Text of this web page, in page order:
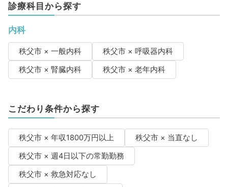
診療科目から探す
内科
秩父市 × 一般内科
秩父市 × 呼吸器内科
秩父市 × 腎臓内科
秩父市 × 老年内科
こだわり条件から探す
秩父市 × 年収1800万円以上
秩父市 × 当直なし
秩父市 × 週4日以下の常勤勤務
秩父市 × 救急対応なし